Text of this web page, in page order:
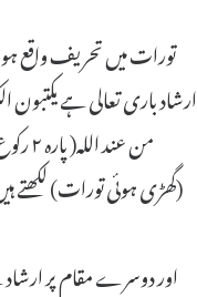
تورات میں تحریف واقع
ارشاد باری تعالی ہے يكتبون
(گھڑی ہوئی تورات) لکھتے
اور دوسرے مقام پر ارشاد ہے